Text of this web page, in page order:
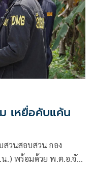
เหยื่อคับแค้น
สวนสอบสวน กอง
.) พร้อมด้วย พ.ต.อ.จัก